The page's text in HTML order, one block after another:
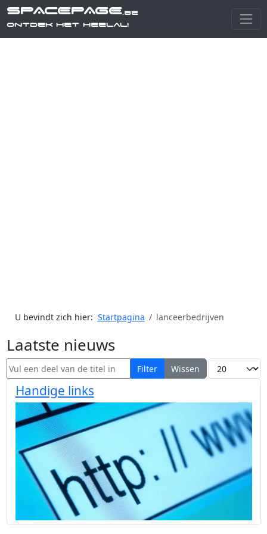
SPACEPAGE.be
Ontdek het heelal!
U bevindt zich hier: Startpagina lanceerbedrijven
Laatste nieuws
Vul een deel van de titel in Filter Wissen Toon #
Handige links